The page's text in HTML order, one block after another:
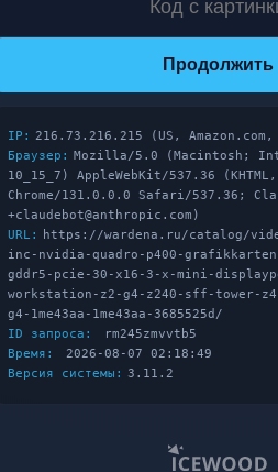
Продолжить
IP: 216.73.216.215 (US,
Браузер: Mozilla/5.0 (Macintosh;
10_15_7) AppleWebKit/537.36
Chrome/131.0.0.0 Safari/537.36;
+claudebot@anthropic.com)
URL:
https://wardena.ru/catalog/
inc-nvidia-quadro-p400-
gddr5-pcie-30-x16-3-x-mini-
workstation-z2-g4-z240-sff-tower-
g4-1me43aa-1me43aa-3685525d/
ID запроса:
rm245zmvvtb5
Время:
2026-08-07 02:18:49
Версия системы: 3.11.2